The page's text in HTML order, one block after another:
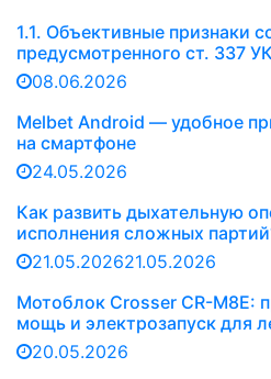
1.1. Объективные признаки
предусмотренного ст. 337
08.06.2026
Melbet Android — удобное
на смартфоне
24.05.2026
Как развить дыхательную
исполнения сложных
21.05.202621.05.2026
Мотоблок Crosser CR-M8E:
мощь и электрозапуск для
20.05.2026